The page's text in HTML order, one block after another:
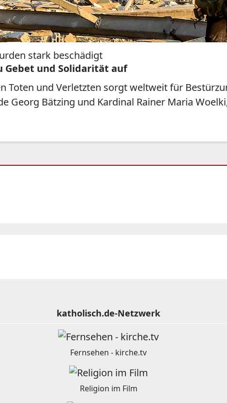
stark beschädigt
Gebet und Solidarität auf
Toten und Verletzten sorgt weltweit für
Georg Bätzing und Kardinal Rainer Maria
katholisch.de-Netzwerk
Fernsehen - kirche.tv
Religion im Film